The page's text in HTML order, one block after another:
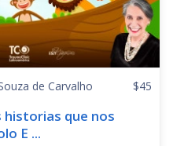
de Carvalho $45
historias que nos
E ...